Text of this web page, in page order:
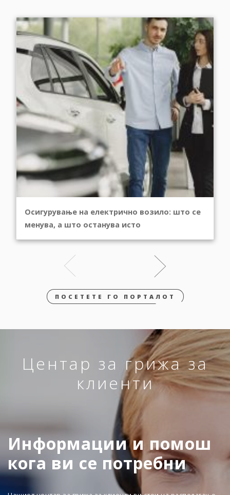
Осигурување на електрично возило: што се
менува, а што останува исто
ПОСЕТЕТЕ ГО ПОРТАЛОТ
Центар за грижа за
клиенти
Информации и помош
кога ви се потребни